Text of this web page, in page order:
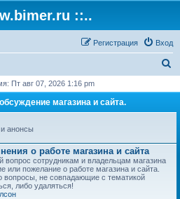
::..
Вход
Регистрация
с
Пт авг 07, 2026 1:16 pm
магазина и сайта.
анонсы
о работе магазина и сайта
вопрос сотрудникам и владельцам магазина
или пожелание о работе магазина и сайта.
не совпадающие с тематикой
либо удаляться!